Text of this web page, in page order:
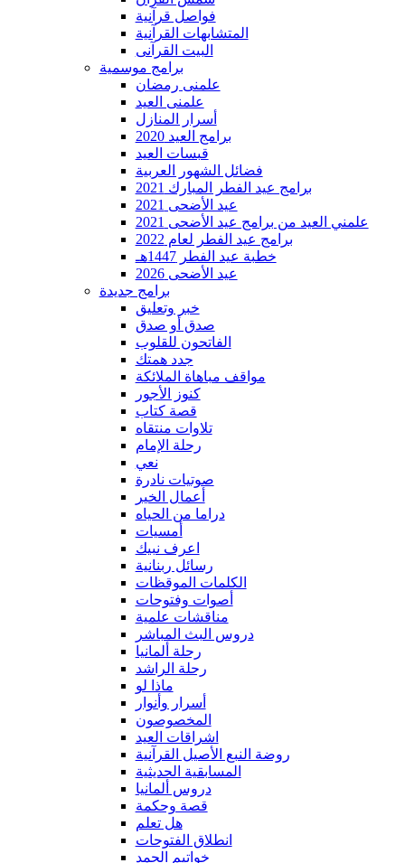
فواصل قرآنية
المتشابهات القرآنية
البيت القرآنى
برامج موسمية
علمنى رمضان
علمنى العيد
أسرار المنازل
برامج العيد 2020
قبسات العيد
فضائل الشهور العربية
برامج عيد الفطر المبارك 2021
عيد الأضحى 2021
علمني العيد من برامج عيد الأضحى 2021
برامج عيد الفطر لعام 2022
خطبة عيد الفطر 1447هـ
عيد الأضحى 2026
برامج جديدة
خبر وتعليق
صدق أو صدق
الفاتحون للقلوب
جدد همتك
مواقف مباهاة الملائكة
كنوز الأجور
قصة كتاب
تلاوات منتقاه
رحلة الإمام
نعي
صوتيات نادرة
أعمال الخير
دراما من الحياه
أمسيات
اعرف نبيك
رسائل ربنانية
الكلمات الموقظات
أصوات وفتوحات
مناقشات علمية
دروس البث المباشر
رحلة ألمانيا
رحلة الراشد
ماذا لو
أسرار وأنوار
المخصوصون
اشراقات العيد
روضة النبع الأصيل القرآنية
المسابقية الحديثية
دروس ألمانيا
قصة وحكمة
هل تعلم
انطلاق الفتوحات
خواتيم الحمد